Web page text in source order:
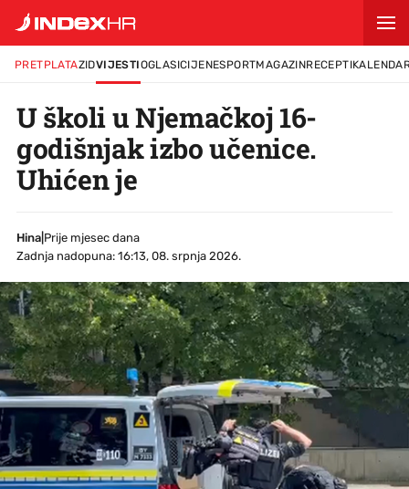
PRETPLATAZIDVIJESTIOGLASICIJENESPORTMAGAZINRECEPTI
U školi u Njemačkoj 16-
godišnjak izbo učenice.
Uhićen je
Hina
Prije mjesec dana
Zadnja nadopuna: 16:13, 08. srpnja 2026.